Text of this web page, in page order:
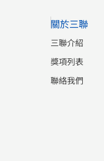
關於三聯
三聯介紹
獎項列表
聯絡我們